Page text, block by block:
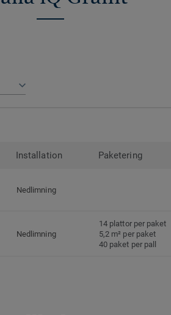
kommersiella miljöer som kontor och
Installation Paketering
Nedlimning
Nedlimning
14 plattor per paket
5,2 m² per paket
40 paket per pall